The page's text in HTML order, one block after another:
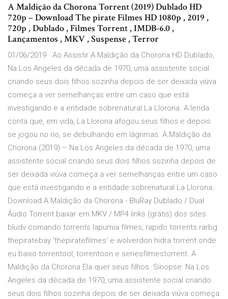
A Maldição da Chorona Torrent (2019) Dublado HD
720p – Download The pirate Filmes HD 1080p , 2019 ,
720p , Dublado , Filmes Torrent , IMDB-6.0 ,
Lançamentos , MKV , Suspense , Terror
01/06/2019 · Ao Assistir A Maldição da Chorona HD Dublado,
Na Los Angeles da década de 1970, uma assistente social
criando seus dois filhos sozinha depois de ser deixada viúva
começa a ver semelhanças entre um caso que está
investigando e a entidade sobrenatural La Llorona. A lenda
conta que, em vida, La Llorona afogou seus filhos e depois
se jogou no rio, se debulhando em lágrimas. A Maldição da
Chorona (2019) – Na Los Angeles da década de 1970, uma
assistente social criando seus dois filhos sozinha depois de
ser deixada viúva começa a ver semelhanças entre um caso
que está investigando e a entidade sobrenatural La Llorona.
Download A Maldição da Chorona - BluRay Dublado / Dual
Áudio Torrent baixar em MKV / MP4 links (grátis) dos sites
bludv comando torrents lapumia filmes, rapido torrents rarbg
thepiratebay 'thepiratefilmes' e wolverdon hidra torrent onde
eu baixo torrentool, torrentoon e seriesfilmestorrent. A
Maldição da Chorona Ela quer seus filhos. Sinopse: Na Los
Angeles da década de 1970, uma assistente social criando
seus dois filhos sozinha depois de ser deixada viúva começa